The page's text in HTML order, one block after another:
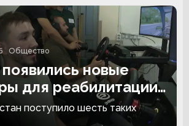
Общество
новые
для реабилитации
поступило шесть таких